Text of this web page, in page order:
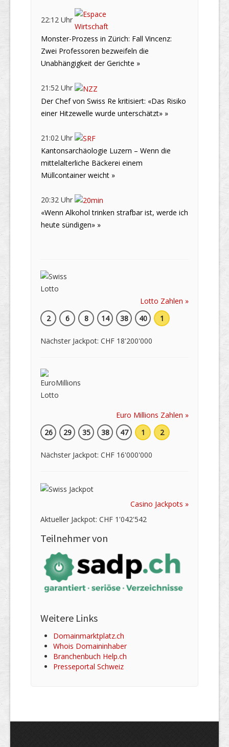
22:12 Uhr
Monster-Prozess in Zürich: Fall Vincenz:
Zwei Professoren bezweifeln die
Unabhängigkeit der Gerichte »
21:52 Uhr
Der Chef von Swiss Re kritisiert: «Das Risiko
einer Hitzewelle wurde unterschätzt» »
21:02 Uhr
Kantonsarchäologie Luzern – Wenn die
mittelalterliche Bäckerei einem
Müllcontainer weicht »
20:32 Uhr
«Wenn Alkohol trinken strafbar ist, werde ich
heute sündigen» »
Lotto Zahlen »
2
6 8 14 38 40 1
Nächster Jackpot: CHF 18'200'000
Euro Millions Zahlen »
26
29 35 38 47 1 2
Nächster Jackpot: CHF 16'000'000
Casino Jackpots »
Aktueller Jackpot: CHF 1'042'542
Teilnehmer von
Weitere Links
Domainmarktplatz.ch
Whois Domaininhaber
Branchenbuch Help.ch
Presseportal Schweiz